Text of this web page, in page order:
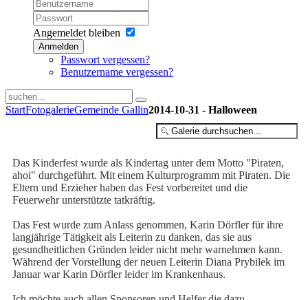
Angemeldet bleiben
Anmelden
Passwort vergessen?
Benutzername vergessen?
StartFotogalerieGemeinde Gallin2014-10-31 - Halloween
Das Kinderfest wurde als Kindertag unter dem Motto "Piraten,
ahoi" durchgeführt. Mit einem Kulturprogramm mit Piraten. Die
Eltern und Erzieher haben das Fest vorbereitet und die
Feuerwehr unterstützte tatkräftig.
Das Fest wurde zum Anlass genommen, Karin Dörfler für ihre
langjährige Tätigkeit als Leiterin zu danken, das sie aus
gesundheitlichen Gründen leider nicht mehr warnehmen kann.
Während der Vorstellung der neuen Leiterin Diana Prybilek im
Januar war Karin Dörfler leider im Krankenhaus.